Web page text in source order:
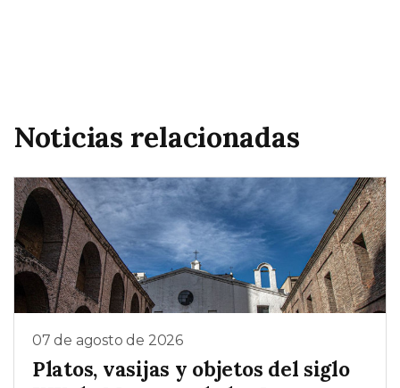
Noticias relacionadas
07 de agosto de 2026
Platos, vasijas y objetos del siglo